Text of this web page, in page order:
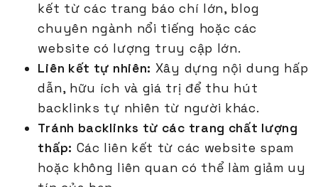
kết từ các trang báo chí lớn, blog
chuyên ngành nổi tiếng hoặc các
website có lượng truy cập lớn.
Liên kết tự nhiên: Xây dựng nội dung hấp
dẫn, hữu ích và giá trị để thu hút
backlinks tự nhiên từ người khác.
Tránh backlinks từ các trang chất lượng
thấp: Các liên kết từ các website spam
hoặc không liên quan có thể làm giảm uy